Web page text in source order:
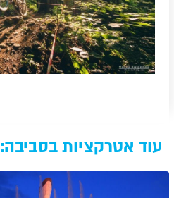
עוד אטרקציות בסביבה: